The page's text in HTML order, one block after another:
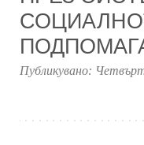
Публикувано: